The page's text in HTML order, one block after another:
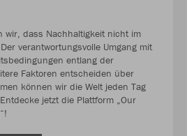
wir, dass Nachhaltigkeit nicht im
verantwortungsvolle Umgang mit
entlang der
Faktoren entscheiden über
können wir die Welt jeden Tag
jetzt die Plattform „Our